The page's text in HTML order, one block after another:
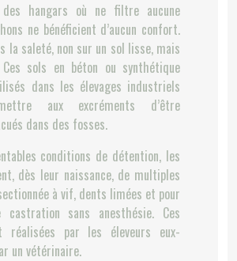
des hangars où ne filtre aucune
ne bénéficient d’aucun confort.
la saleté, non sur un sol lisse, mais
sols en béton ou synthétique
dans les élevages industriels
aux excréments d’être
dans des fosses.
conditions de détention, les
dès leur naissance, de multiples
à vif, dents limées et pour
sans anesthésie. Ces
réalisées par les éleveurs eux-
un vétérinaire.